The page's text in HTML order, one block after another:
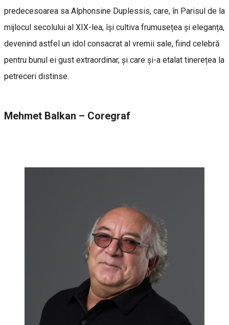
predecesoarea sa Alphonsine Duplessis, care, în Parisul de la
mijlocul secolului al XIX-lea, își cultiva frumusețea și eleganța,
devenind astfel un idol consacrat al vremii sale, fiind celebră
pentru bunul ei gust extraordinar, și care și-a etalat tinerețea la
petreceri distinse.
Mehmet Balkan – Coregraf